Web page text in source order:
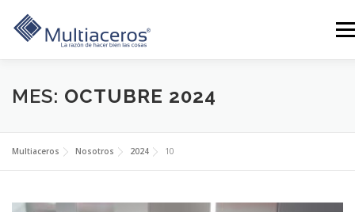
contenido
LÍNEAS GALERÍA SERVICIOS
BLOG TIENDA NOSOTROS
MES: OCTUBRE 2024
Multiaceros Nosotros 2024 10